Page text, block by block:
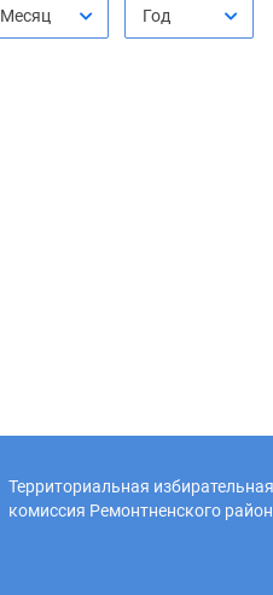
Месяц Год
Территориальная избирательная
комиссия Ремонтненского